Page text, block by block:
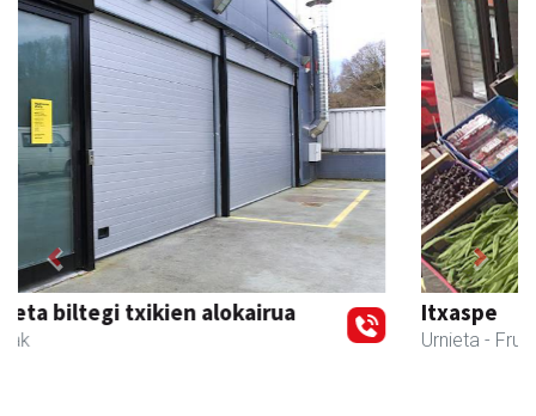
Itxaspe
Urnieta
Previous Next